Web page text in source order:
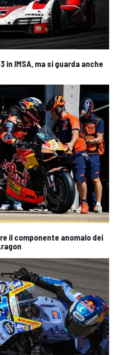
in IMSA, ma si guarda anche
il componente anomalo dei